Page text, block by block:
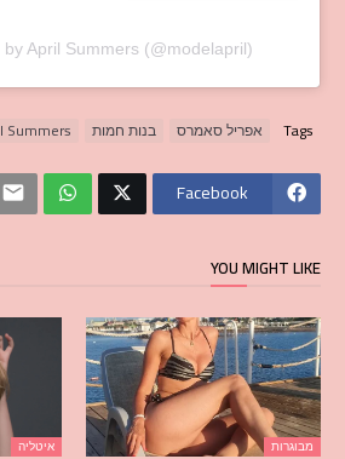
by April Summers (@modelapril)
Tags אפריל סאמרס בנות חמות Summers
Facebook
YOU MIGHT LIKE
מבוגרות איטליה